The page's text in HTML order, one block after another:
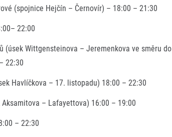
(spojnice Hejčín – Černovír) – 18:00 – 21:30
22:00
(úsek Wittgensteinova – Jeremenkova ve směru do
22:30
Havlíčkova – 17. listopadu) 18:00 – 22:30
Aksamitova – Lafayettova) 16:00 – 19:00
– 22:30